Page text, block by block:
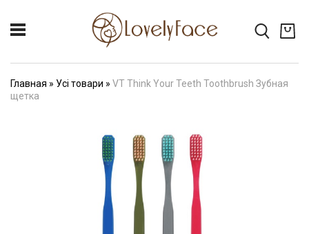
Главная » Усі товари » VT Think Your Teeth Toothbrush Зубная
щетка